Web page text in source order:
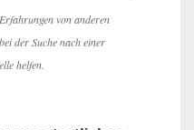
von anderen
der Suche nach einer
helfen.